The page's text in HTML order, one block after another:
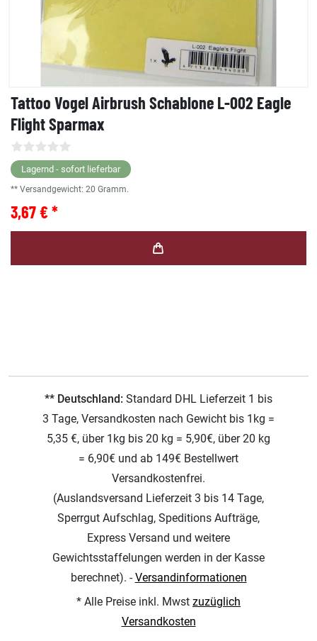
Tattoo Vogel Airbrush Schablone L-002 Eagle
Flight Sparmax
Lagernd - sofort lieferbar
** Versandgewicht: 20 Gramm.
3,67 € *
** Deutschland: Standard DHL Lieferzeit 1 bis
3 Tage, Versandkosten nach Gewicht bis 1kg =
5,35 €, über 1kg bis 20 kg = 5,90€, über 20 kg
= 6,90€ und ab 149€ Bestellwert
Versandkostenfrei.
(Auslandsversand Lieferzeit 3 bis 14 Tage,
Sperrgut Aufschlag, Speditions Aufträge,
Express Versand und weitere
Gewichtsstaffelungen werden in der Kasse
berechnet). -Versandinformationen
* Alle Preise inkl. Mwst zuzüglich
Versandkosten